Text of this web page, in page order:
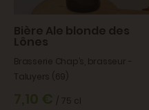
Bière Ale blonde des
Lônes
Brasserie Chap’s, brasseur -
Taluyers (69)
7,10 € / 75 cl